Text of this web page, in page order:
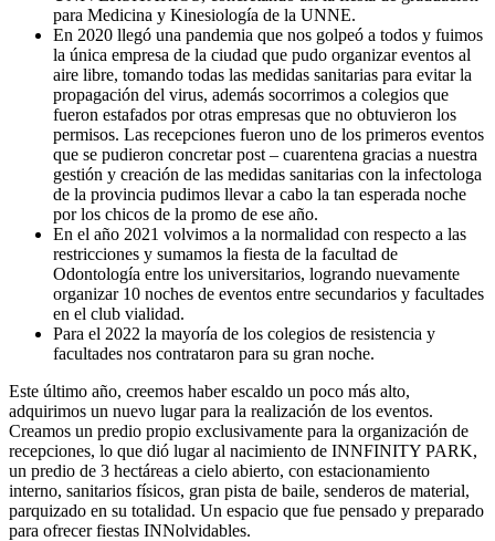
para Medicina y Kinesiología de la UNNE.
En 2020 llegó una pandemia que nos golpeó a todos y fuimos
la única empresa de la ciudad que pudo organizar eventos al
aire libre, tomando todas las medidas sanitarias para evitar la
propagación del virus, además socorrimos a colegios que
fueron estafados por otras empresas que no obtuvieron los
permisos. Las recepciones fueron uno de los primeros eventos
que se pudieron concretar post – cuarentena gracias a nuestra
gestión y creación de las medidas sanitarias con la infectologa
de la provincia pudimos llevar a cabo la tan esperada noche
por los chicos de la promo de ese año.
En el año 2021 volvimos a la normalidad con respecto a las
restricciones y sumamos la fiesta de la facultad de
Odontología entre los universitarios, logrando nuevamente
organizar 10 noches de eventos entre secundarios y facultades
en el club vialidad.
Para el 2022 la mayoría de los colegios de resistencia y
facultades nos contrataron para su gran noche.
Este último año, creemos haber escaldo un poco más alto,
adquirimos un nuevo lugar para la realización de los eventos.
Creamos un predio propio exclusivamente para la organización de
recepciones, lo que dió lugar al nacimiento de INNFINITY PARK,
un predio de 3 hectáreas a cielo abierto, con estacionamiento
interno, sanitarios físicos, gran pista de baile, senderos de material,
parquizado en su totalidad. Un espacio que fue pensado y preparado
para ofrecer fiestas INNolvidables.